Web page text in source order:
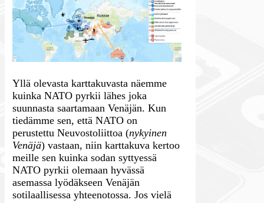
Yllä olevasta karttakuvasta näemme
kuinka NATO pyrkii lähes joka
suunnasta saartamaan Venäjän. Kun
tiedämme sen, että NATO on
perustettu Neuvostoliittoa (nykyinen
Venäjä) vastaan, niin karttakuva kertoo
meille sen kuinka sodan syttyessä
NATO pyrkii olemaan hyvässä
asemassa lyödäkseen Venäjän
sotilaallisessa yhteenotossa. Jos vielä